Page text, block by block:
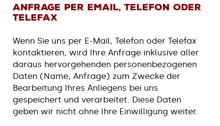
Anfrage per EMail, Telefon oder
Telefax
Wenn Sie uns per E-Mail, Telefon oder Telefax
kontaktieren, wird Ihre Anfrage inklusive aller
daraus hervorgehenden personenbezogenen
Daten (Name, Anfrage) zum Zwecke der
Bearbeitung Ihres Anliegens bei uns
gespeichert und verarbeitet. Diese Daten
geben wir nicht ohne Ihre Einwilligung weiter.